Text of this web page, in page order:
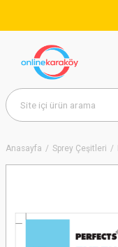
Anasayfa Sprey Çeşitleri